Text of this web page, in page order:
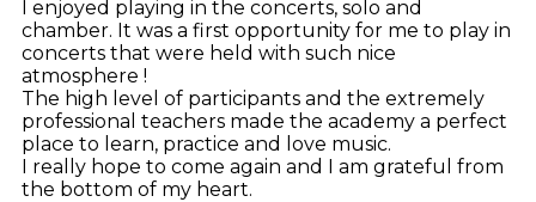
I enjoyed playing in the concerts, solo and
chamber. It was a first opportunity for me to play in
concerts that were held with such nice
atmosphere !
The high level of participants and the extremely
professional teachers made the academy a perfect
place to learn, practice and love music.
I really hope to come again and I am grateful from
the bottom of my heart.